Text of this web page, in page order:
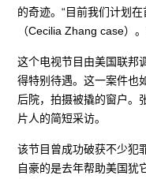
的奇迹。“目前我们计划
（Cecilia Zhang case）
这个电视节目由美国联邦
得特别待遇。这一案件也
后院，拍摄被撬的窗户。
片人的简短采访。
该节目曾成功破获不少犯
自豪的是去年帮助美国犹